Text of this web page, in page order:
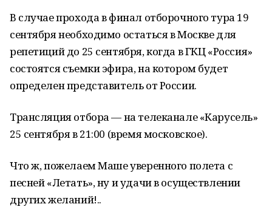
В случае прохода в финал отборочного тура 19
сентября необходимо остаться в Москве для
репетиций до 25 сентября, когда в ГКЦ «Россия»
состоятся съемки эфира, на котором будет
определен представитель от России.
Трансляция отбора — на телеканале «Карусель»
25 сентября в 21:00 (время московское).
Что ж, пожелаем Маше уверенного полета с
песней «Летать», ну и удачи в осуществлении
других желаний!..